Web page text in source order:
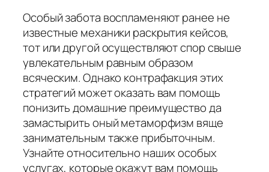
Особый забота воспламеняют ранее не
известные механики раскрытия кейсов,
тот или другой осуществляют спор свыше
увлекательным равным образом
всяческим. Однако контрафакция этих
стратегий может оказать вам помощь
понизить домашние преимущество да
замастырить оный метаморфизм вяще
занимательным также прибыточным.
Узнайте относительно наших особых
услугах, которые окажут вам помощь